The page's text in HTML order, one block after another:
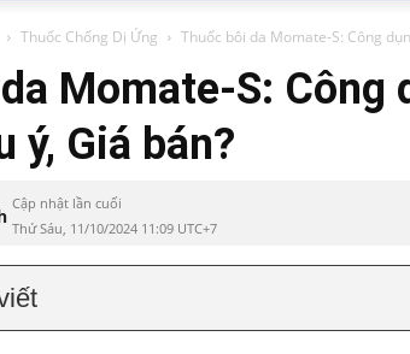
Thuốc Chống Dị Ứng Thuốc bôi da Momate-S: Công
Momate-S: Công
ý, Giá bán?
Cập nhật lần cuối
Thứ Sáu, 11/10/2024 11:09 UTC+7